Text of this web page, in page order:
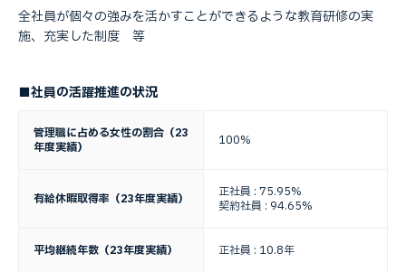
全社員が個々の強みを活かすことができるような教育研修の実
施、充実した制度 等
■社員の活躍推進の状況
管理職に占める女性の割合（23
年度実績）
100%
有給休暇取得率（23年度実績）
正社員 : 75.95%
契約社員 : 94.65%
平均継続年数（23年度実績） 正社員 : 10.8年